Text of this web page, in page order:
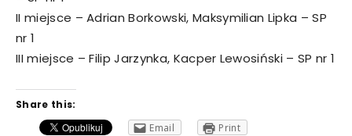
II miejsce – Adrian Borkowski, Maksymilian Lipka – SP
nr 1
III miejsce – Filip Jarzynka, Kacper Lewosiński – SP nr 1
Share this:
Email
Print